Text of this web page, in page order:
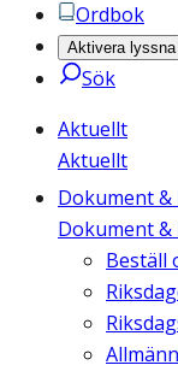
Ordbok
Aktivera lyssna
Sök
Aktuellt
Aktuellt
Dokument &
Dokument &
Beställ